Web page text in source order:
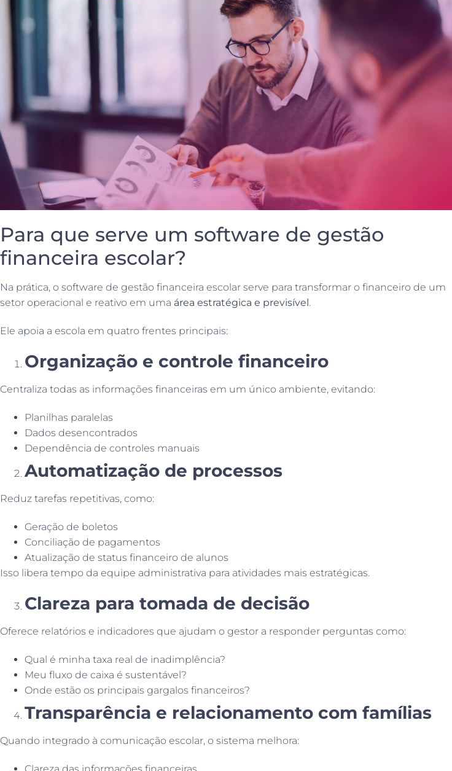
Para que serve um software de gestão
financeira escolar?
Na prática, o software de gestão financeira escolar serve para transformar o financeiro de um
setor operacional e reativo em uma área estratégica e previsível .
Ele apoia a escola em quatro frentes principais:
Organização e controle financeiro
Centraliza todas as informações financeiras em um único ambiente, evitando:
Planilhas paralelas
Dados desencontrados
Dependência de controles manuais
Automatização de processos
Reduz tarefas repetitivas, como:
Geração de boletos
Conciliação de pagamentos
Atualização de status financeiro de alunos
Isso libera tempo da equipe administrativa para atividades mais estratégicas.
Clareza para tomada de decisão
Oferece relatórios e indicadores que ajudam o gestor a responder perguntas como:
Qual é minha taxa real de inadimplência?
Meu fluxo de caixa é sustentável?
Onde estão os principais gargalos financeiros?
Transparência e relacionamento com famílias
Quando integrado à comunicação escolar, o sistema melhora: